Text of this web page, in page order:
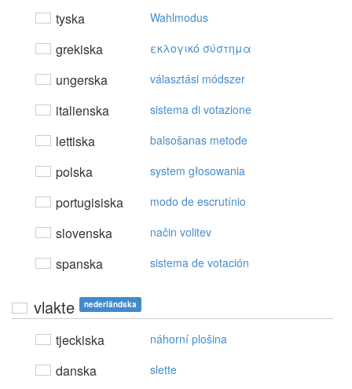
tyska Wahlmodus
grekiska εκλoγικό σύστημα
ungerska választási módszer
italienska sistema di votazione
lettiska balsošanas metode
polska system głosowania
portugisiska modo de escrutínio
slovenska način volitev
spanska sistema de votación
vlakte nederländska
tjeckiska náhorní plošina
danska slette